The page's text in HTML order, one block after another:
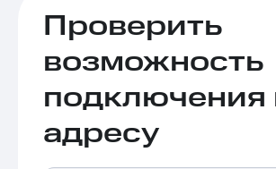
Проверить
возможность
подключения
адресу